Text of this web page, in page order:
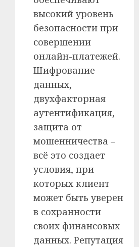
высокий уровень
безопасности при
совершении
онлайн-платежей.
Шифрование
данных,
двухфакторная
аутентификация,
защита от
мошенничества –
всё это создает
условия, при
которых клиент
может быть уверен
в сохранности
своих финансовых
данных. Репутация